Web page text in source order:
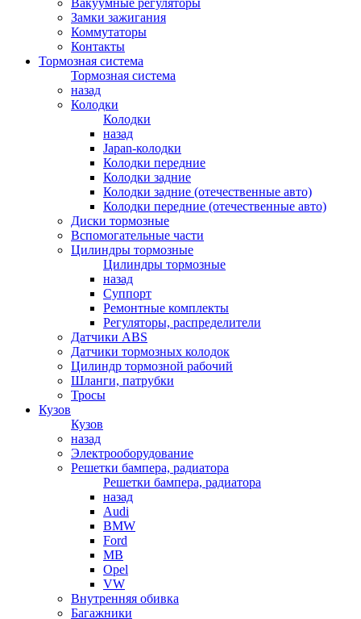
Вакуумные регуляторы
Замки зажигания
Коммутаторы
Контакты
Тормозная система
Тормозная система
назад
Колодки
Колодки
назад
Japan-колодки
Колодки передние
Колодки задние
Колодки задние (отечественные авто)
Колодки передние (отечественные авто)
Диски тормозные
Вспомогательные части
Цилиндры тормозные
Цилиндры тормозные
назад
Суппорт
Ремонтные комплекты
Регуляторы, распределители
Датчики ABS
Датчики тормозных колодок
Цилиндр тормозной рабочий
Шланги, патрубки
Тросы
Кузов
Кузов
назад
Электрооборудование
Решетки бампера, радиатора
Решетки бампера, радиатора
назад
Audi
BMW
Ford
MB
Opel
VW
Внутренняя обивка
Багажники